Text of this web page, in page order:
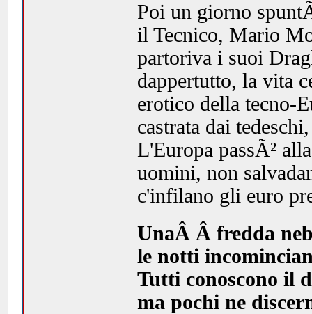
Poi un giorno
il Tecnico, Mario
partoriva i suoi
dappertutto, la vita
erotico della tecno-
castrata dai
L'Europa passÃ²
uomini, non
c'infilano gli euro
UnaÂ Â fredda
le notti
Tutti conoscono il
ma pochi ne